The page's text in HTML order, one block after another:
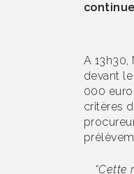
A
devant
000
critères
“Cette